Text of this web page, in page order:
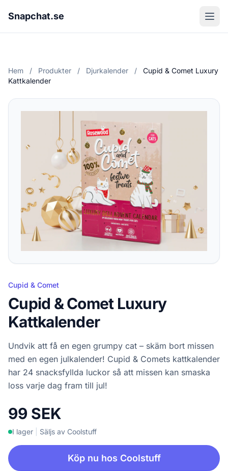
Snapchat.se
Hem / Produkter / Djurkalender /
Cupid & Comet Luxury
Kattkalender
Cupid & Comet
Cupid & Comet Luxury
Kattkalender
Undvik att få en egen grumpy cat – skäm bort missen
med en egen julkalender! Cupid & Comets kattkalender
har 24 snacksfyllda luckor så att missen kan smaska
loss varje dag fram till jul!
99 SEK
I lager Säljs av Coolstuff
Köp nu hos Coolstuff